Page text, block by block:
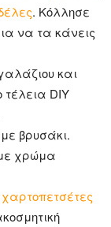
. Κόλλησε
να τα κάνεις
και
τέλεια DIY
βρυσάκι.
χρώμα
χαρτοπετσέτες